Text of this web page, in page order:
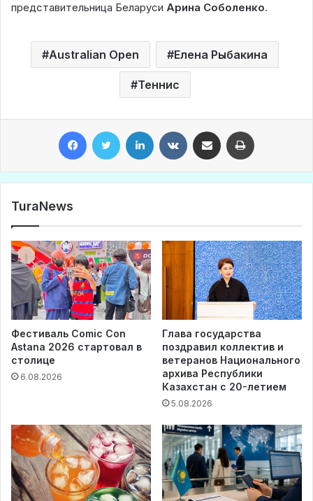
представительница Беларуси Арина Соболенко.
Australian Open Елена Рыбакина
Теннис
TuraNews
Фестиваль Comic Con
Astana 2026 стартовал в
столице
6.08.2026
Глава государства
поздравил коллектив и
ветеранов Национального
архива Республики
Казахстан с 20-летием
5.08.2026